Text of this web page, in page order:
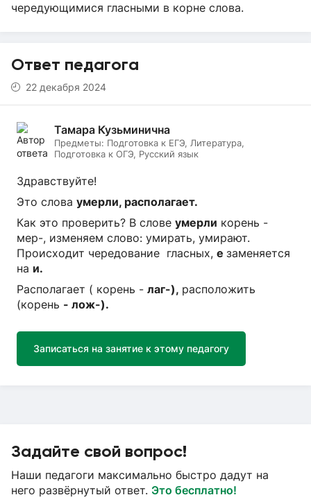
чередующимися гласными в корне слова.
Ответ педагога
22 декабря 2024
Тамара Кузьминична
Предметы: Подготовка к ЕГЭ, Литература,
Подготовка к ОГЭ, Русский язык
Здравствуйте!
Это слова умерли, располагает.
Как это проверить? В слове умерли корень -
мер-, изменяем слово: умирать, умирают.
Происходит чередование гласных, е заменяется
на и.
Располагает ( корень - лаг-), расположить
(корень - лож-).
Записаться на занятие к этому педагогу
Задайте свой вопрос!
Наши педагоги максимально быстро дадут на
него развёрнутый ответ. Это бесплатно!